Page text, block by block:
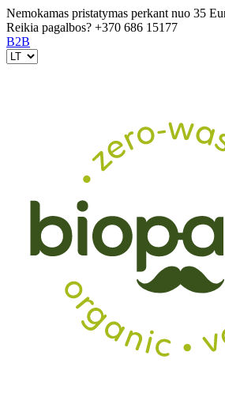
Nemokamas pristatymas perkant nuo 35
Reikia pagalbos? +370 686 15177
B2B